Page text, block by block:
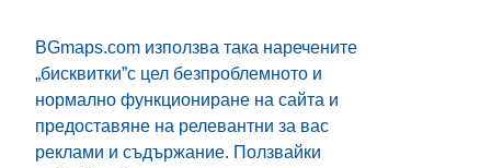
BGmaps.com използва така наречените
„бисквитки”с цел безпроблемното и
нормално функциониране на сайта и
предоставяне на релевантни за вас
реклами и съдържание. Ползвайки